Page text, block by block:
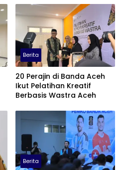
Berita
20 Perajin di Banda Aceh
Ikut Pelatihan Kreatif
Berbasis Wastra Aceh
Berita